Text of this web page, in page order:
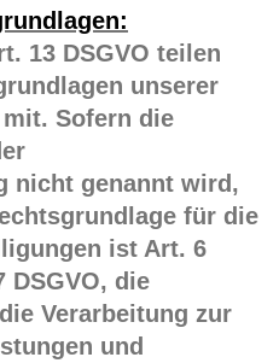
13 DSGVO teilen
unserer
Sofern die
nicht genannt wird,
für die
ist Art. 6
DSGVO, die
Verarbeitung zur
und